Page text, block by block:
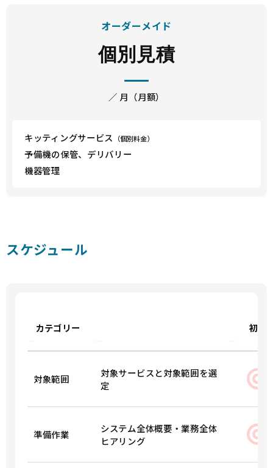
オーダーメイド
個別見積
／ 月（月額）
キッティングサービス （個別料金）
予備機の保管、デリバリー
機器管理
スケジュール
カテゴリー 初月
対象範囲
対象サービスと対象範囲を選
定
準備作業
システム全体概要・業務全体
ヒアリング